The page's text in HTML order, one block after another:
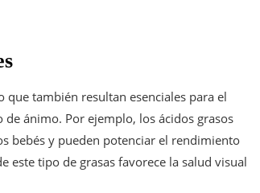
también resultan esenciales para el
ánimo. Por ejemplo, los ácidos grasos
bebés y pueden potenciar el rendimiento
este tipo de grasas favorece la salud visual